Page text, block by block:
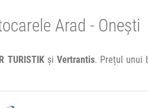
Arad - Onești
TURISTIKși Vertrantis. Prețul unui